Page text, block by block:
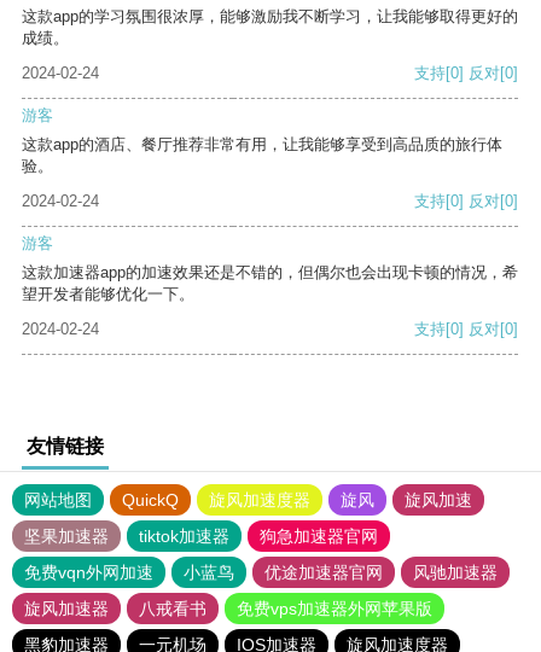
这款app的学习氛围很浓厚，能够激励我不断学习，让我能够取得更好的
成绩。
2024-02-24
支持[0] 反对[0]
游客
这款app的酒店、餐厅推荐非常有用，让我能够享受到高品质的旅行体
验。
2024-02-24
支持[0] 反对[0]
游客
这款加速器app的加速效果还是不错的，但偶尔也会出现卡顿的情况，希
望开发者能够优化一下。
2024-02-24
支持[0] 反对[0]
友情链接
网站地图 QuickQ 旋风加速度器 旋风
旋风加速
坚果加速器
tiktok加速器
狗急加速器官网
免费vqn外网加速
小蓝鸟 优途加速器官网
风驰加速器
旋风加速器
八戒看书
免费vps加速器外网苹果版
黑豹加速器
一元机场 IOS加速器 旋风加速度器